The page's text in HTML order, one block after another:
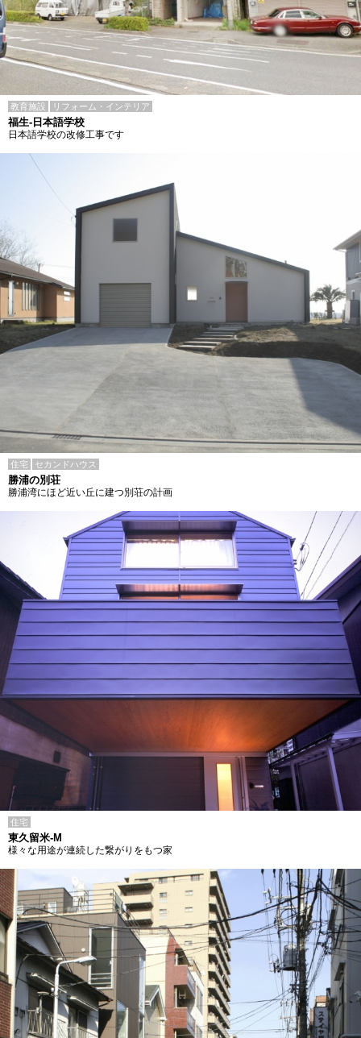
教育施設 リフォーム・インテリア
福生-日本語学校
日本語学校の改修工事です
住宅 セカンドハウス
勝浦の別荘
勝浦湾にほど近い丘に建つ別荘の計画
住宅
東久留米-M
様々な用途が連続した繋がりをもつ家